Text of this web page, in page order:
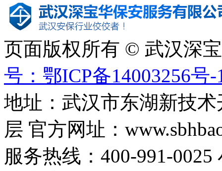
页面版权所有 © 武汉深
号：鄂ICP备14003256号-
地址：武汉市东湖新技
层 官方网址：
服务热线：400-991-